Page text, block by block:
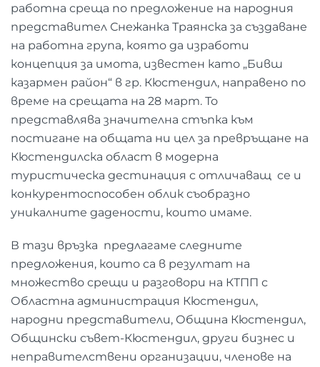
работна среща по предложение на народния
представител Снежанка Траянска за създаване
на работна група, която да изработи
концепция за имота, известен като „Бивш
казармен район“ в гр. Кюстендил, направено по
време на срещата на 28 март. То
представлява значителна стъпка към
постигане на общата ни цел за превръщане на
Кюстендилска област в модерна
туристическа дестинация с отличаващ се и
конкурентоспособен облик съобразно
уникалните дадености, които имаме.
В тази връзка предлагаме следните
предложения, които са в резултат на
множество срещи и разговори на КТПП с
Областна администрация Кюстендил,
народни представители, Община Кюстендил,
Общински съвет-Кюстендил, други бизнес и
неправителствени организации, членове на